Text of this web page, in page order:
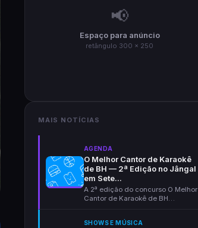
📢
Espaço para anúncio
retângulo 300 × 250
MAIS NOTÍCIAS
AGENDA
O Melhor Cantor de Karaokê
de BH — 2ª Edição no Jângal
em Sete...
A 2ª edição do concurso O Melhor
Cantor de Karaokê de BH
SHOWS E MÚSICA